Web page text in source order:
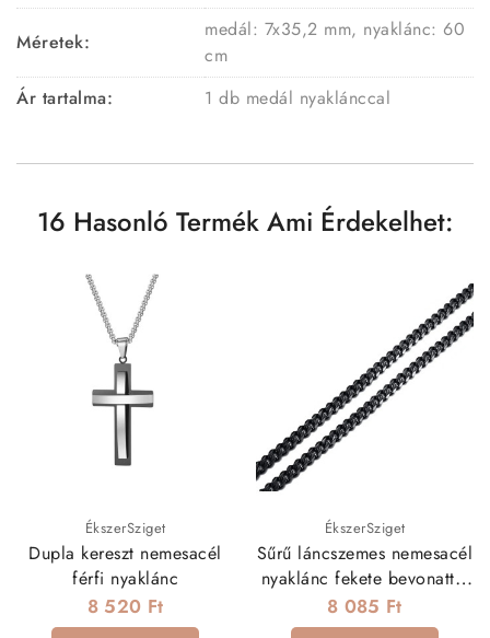
Méretek:
medál: 7x35,2 mm, nyaklánc: 60
cm
Ár tartalma:
1 db medál nyaklánccal
16 Hasonló Termék Ami Érdekelhet:
ÉkszerSziget
Dupla kereszt nemesacél
férfi nyaklánc
8 520 Ft
ÉkszerSziget
Sűrű láncszemes nemesacél
nyaklánc fekete bevonattal
(60 cm - 5 mm)
8 085 Ft